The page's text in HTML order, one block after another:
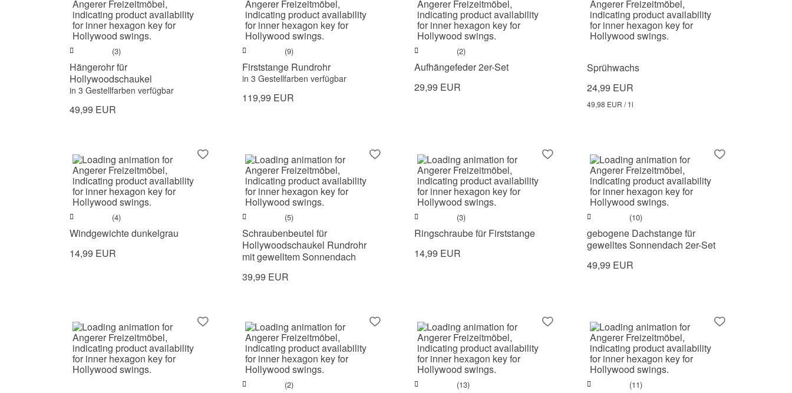
(3)
Hängerohr für
Hollywoodschaukel
in 3 Gestellfarben verfügbar
49,99 EUR
(9)
Firststange Rundrohr
in 3 Gestellfarben verfügbar
119,99 EUR
(2)
Aufhängefeder 2er-Set
29,99 EUR
Sprühwachs
24,99 EUR
49,98 EUR / 1l
(4)
Windgewichte dunkelgrau
14,99 EUR
(5)
Schraubenbeutel für
Hollywoodschaukel Rundrohr
mit gewelltem Sonnendach
39,99 EUR
(3)
Ringschraube für Firststange
14,99 EUR
(10)
gebogene Dachstange für
gewelltes Sonnendach 2er-Set
49,99 EUR
(2) (13) (11)